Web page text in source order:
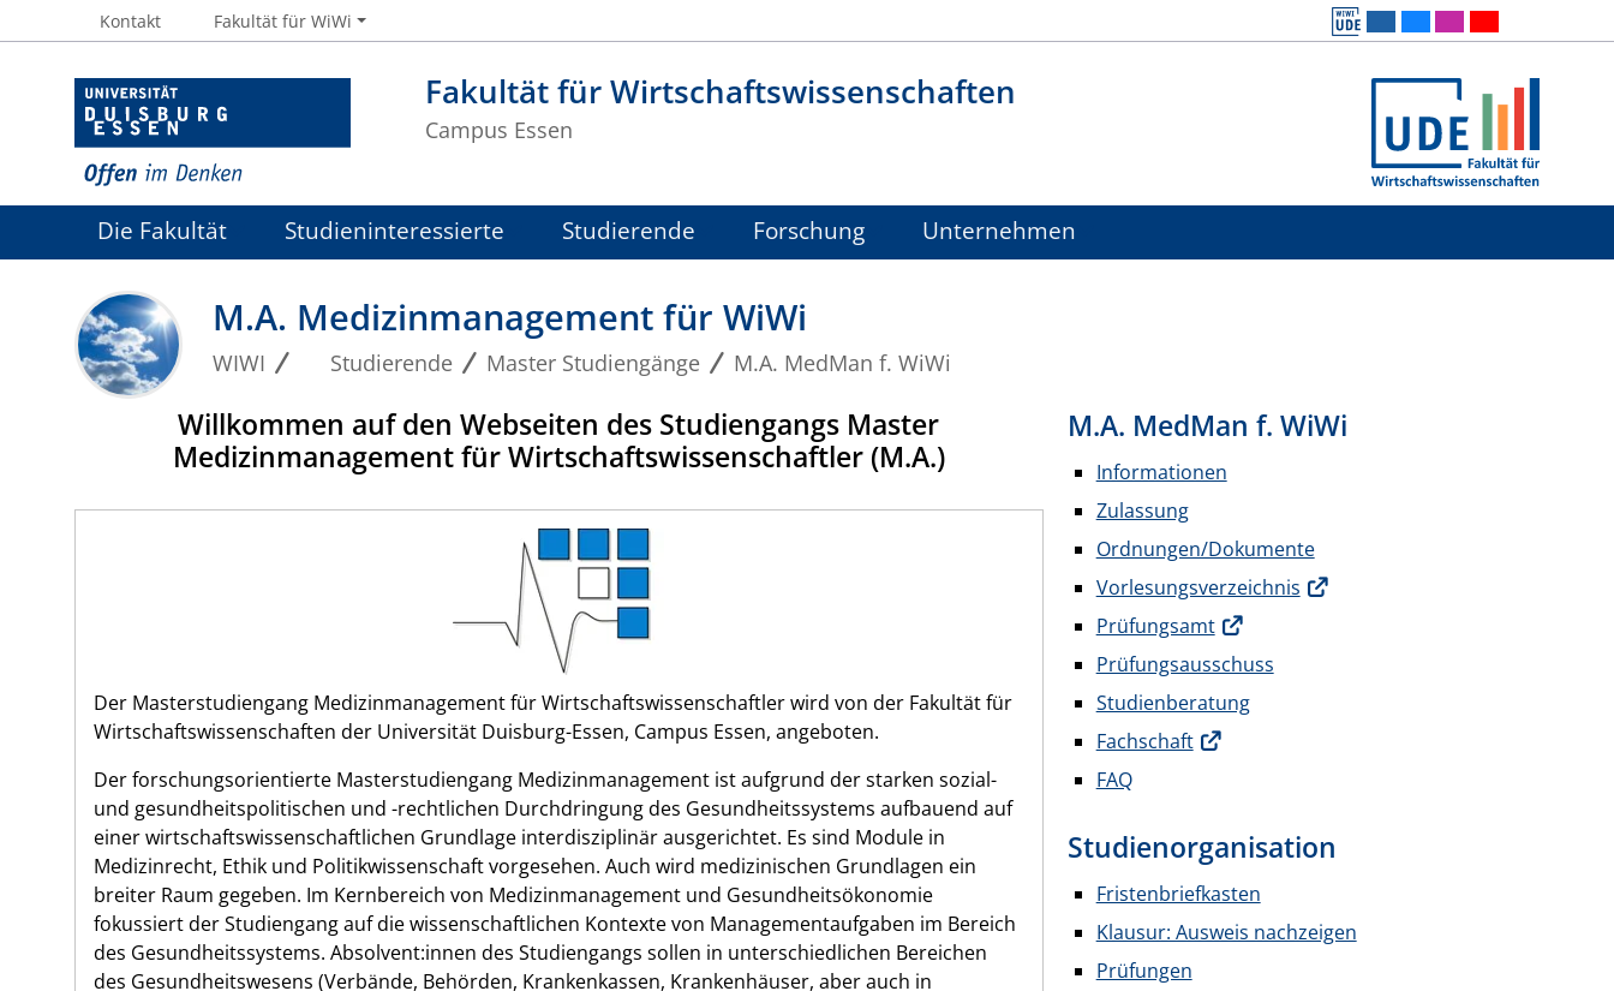
Fakultät für Wirtschaftswissenschaften
Campus Essen
Kontakt Fakultät für WiWi
Die Fakultät Studieninteressierte Studierende Forschung Unternehmen
M.A. Medizinmanagement für WiWi
WIWI Studierende Master Studiengänge M.A. MedMan f. WiWi
Willkommen auf den Webseiten des Studiengangs Master
Medizinmanagement für Wirtschaftswissenschaftler (M.A.)
Der Masterstudiengang Medizinmanagement für Wirtschaftswissenschaftler wird von der Fakultät für
Wirtschaftswissenschaften der Universität Duisburg-Essen, Campus Essen, angeboten.
Der forschungsorientierte Masterstudiengang Medizinmanagement ist aufgrund der starken sozial-
und gesundheitspolitischen und -rechtlichen Durchdringung des Gesundheitssystems aufbauend auf
einer wirtschaftswissenschaftlichen Grundlage interdisziplinär ausgerichtet. Es sind Module in
Medizinrecht, Ethik und Politikwissenschaft vorgesehen. Auch wird medizinischen Grundlagen ein
breiter Raum gegeben. Im Kernbereich von Medizinmanagement und Gesundheitsökonomie
fokussiert der Studiengang auf die wissenschaftlichen Kontexte von Managementaufgaben im Bereich
des Gesundheitssystems. Absolvent:innen des Studiengangs sollen in unterschiedlichen Bereichen
des Gesundheitswesens (Verbände, Behörden, Krankenkassen, Krankenhäuser, aber auch in
M.A. MedMan f. WiWi
Informationen
Zulassung
Ordnungen/Dokumente
Vorlesungsverzeichnis
Prüfungsamt
Prüfungsausschuss
Studienberatung
Fachschaft
FAQ
Studienorganisation
Fristenbriefkasten
Klausur: Ausweis nachzeigen
Prüfungen